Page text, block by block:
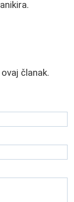
članak.